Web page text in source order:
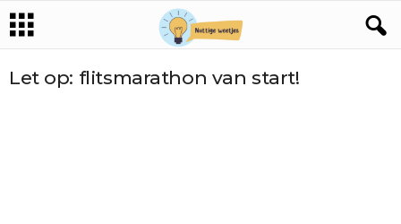
Let op: flitsmarathon van start!